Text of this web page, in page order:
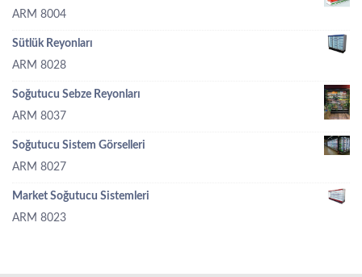
ARM 8004
Sütlük Reyonları
ARM 8028
Soğutucu Sebze Reyonları
ARM 8037
Soğutucu Sistem Görselleri
ARM 8027
Market Soğutucu Sistemleri
ARM 8023